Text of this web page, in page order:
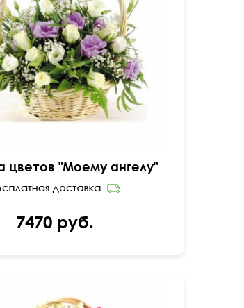
лизиантусы, ирисы, папоротник.
40 см
40 см
цветов "Моему ангелу"
7470 руб.